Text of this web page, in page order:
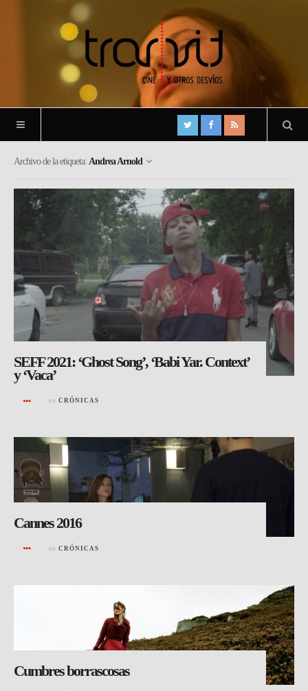
Archivo de la etiqueta: Andrea Arnold
SEFF 2021: ‘Ghost Song’, ‘Babi Yar. Context’
y ‘Vaca’
en CRÓNICAS
Cannes 2016
en CRÓNICAS
Cumbres borrascosas